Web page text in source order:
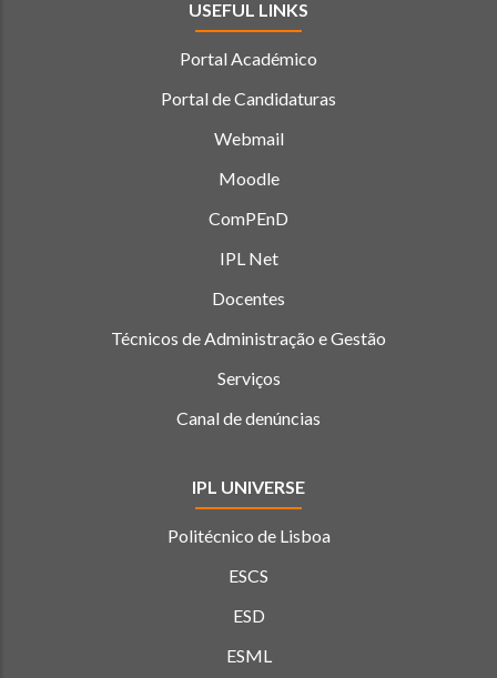
USEFUL LINKS
Portal Académico
Portal de Candidaturas
Webmail
Moodle
ComPEnD
IPL Net
Docentes
Técnicos de Administração e Gestão
Serviços
Canal de denúncias
IPL UNIVERSE
Politécnico de Lisboa
ESCS
ESD
ESML